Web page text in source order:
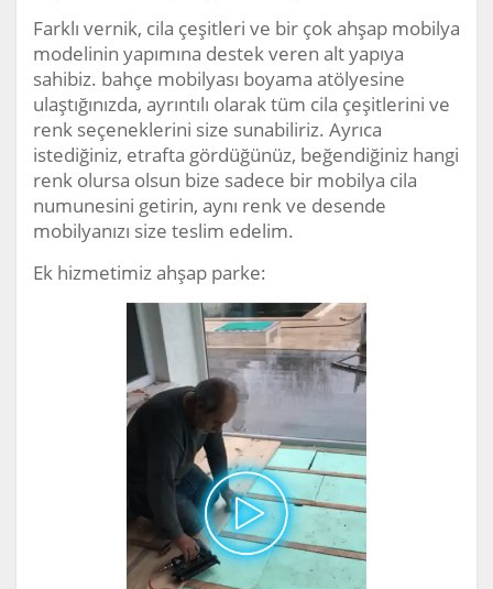
Farklı vernik, cila çeşitleri ve bir çok ahşap mobilya
modelinin yapımına destek veren alt yapıya
sahibiz. bahçe mobilyası boyama atölyesine
ulaştığınızda, ayrıntılı olarak tüm cila çeşitlerini ve
renk seçeneklerini size sunabiliriz. Ayrıca
istediğiniz, etrafta gördüğünüz, beğendiğiniz hangi
renk olursa olsun bize sadece bir mobilya cila
numunesini getirin, aynı renk ve desende
mobilyanızı size teslim edelim.
Ek hizmetimiz ahşap parke: